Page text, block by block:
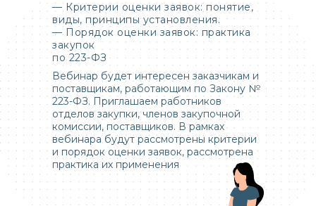
Вебинар будет интересен заказчикам и
поставщикам, работающим по Закону №
223-ФЗ. Приглашаем работников
отделов закупки, членов закупочной
комиссии, поставщиков. В рамках
вебинара будут рассмотрены критерии
и порядок оценки заявок, рассмотрена
практика их применения
— Критерии оценки заявок: понятие,
виды, принципы установления.
— Порядок оценки заявок: практика
закупок
по 223-ФЗ